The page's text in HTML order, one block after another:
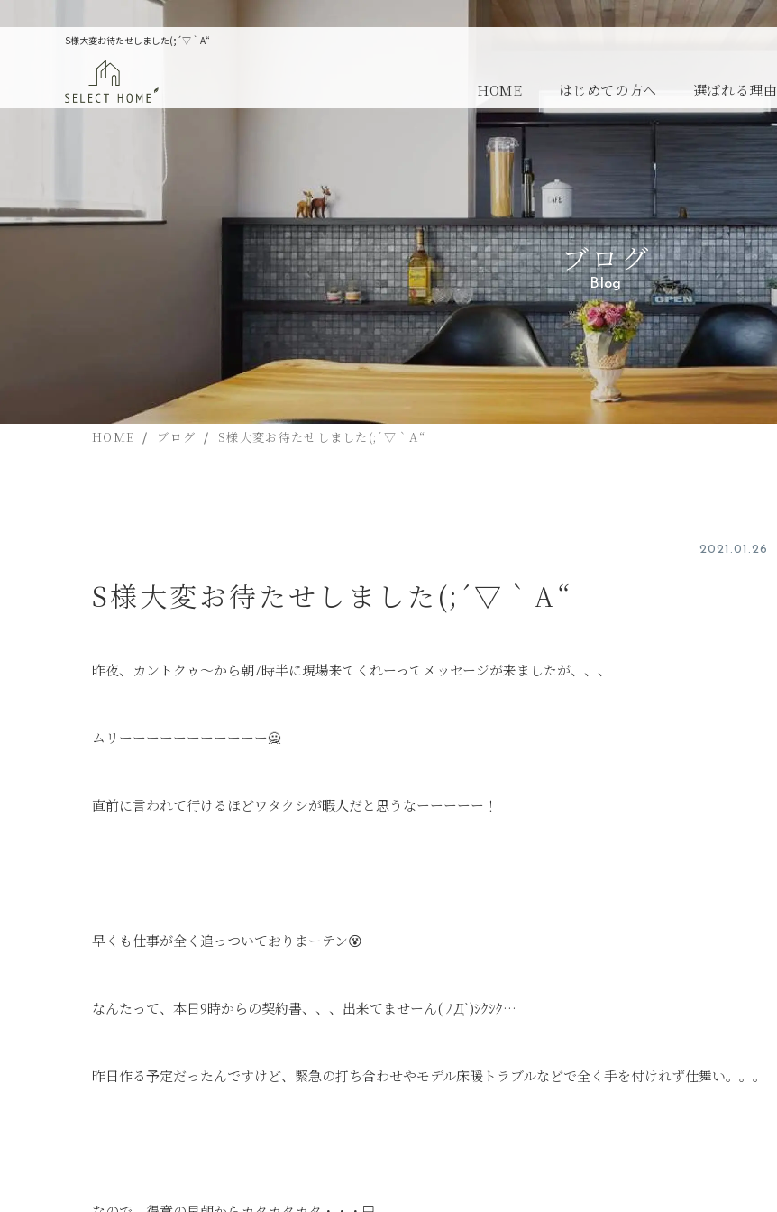
S様大変お待たせしました(;´▽｀A“
HOME はじめての方へ 選ばれる理由
ブログ
Blog
HOME ブログ S様大変お待たせしました(;´▽｀A“
2021.01.26
S様大変お待たせしました(;´▽｀A“
昨夜、カントクゥ～から朝7時半に現場来てくれーってメッセージが来ましたが、、、
ムリーーーーーーーーーーー🙅
直前に言われて行けるほどワタクシが暇人だと思うなーーーーー！
早くも仕事が全く追っついておりまーテン😵
なんたって、本日9時からの契約書、、、出来てませーん( ﾉД`)ｼｸｼｸ…
昨日作る予定だったんですけど、緊急の打ち合わせやモデル床暖トラブルなどで全く手を付けれず仕舞い。。。